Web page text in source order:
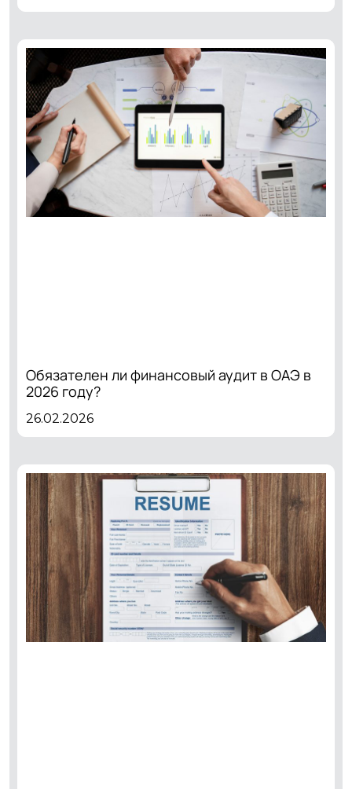
Обязателен ли финансовый аудит в ОАЭ в
2026 году?
26.02.2026